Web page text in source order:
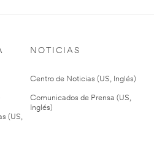
(US,
NOTICIAS
Centro de Noticias (US, Inglés)
Comunicados de Prensa (US,
Inglés)